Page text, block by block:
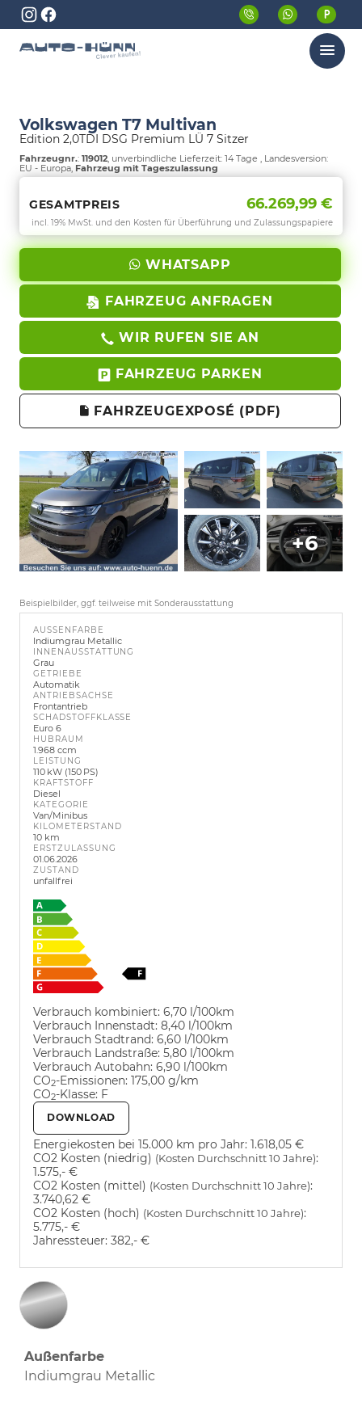
Menü
Volkswagen T7 Multivan
Edition 2,0TDI DSG Premium LÜ 7 Sitzer
Fahrzeugnr.: 119012, unverbindliche Lieferzeit: 14 Tage , Landesversion:
EU - Europa, Fahrzeug mit Tageszulassung
GESAMTPREIS 66.269,99 €
incl. 19% MwSt. und den Kosten für Überführung und Zulassungspapiere
WHATSAPP
FAHRZEUG ANFRAGEN
WIR RUFEN SIE AN
FAHRZEUG PARKEN
FAHRZEUGEXPOSÉ (PDF)
+6
Beispielbilder, ggf. teilweise mit Sonderausstattung
AUSSENFARBE
Indiumgrau Metallic
INNENAUSSTATTUNG
Grau
GETRIEBE
Automatik
ANTRIEBSACHSE
Frontantrieb
SCHADSTOFFKLASSE
Euro 6
HUBRAUM
1.968 ccm
LEISTUNG
110 kW (150 PS)
KRAFTSTOFF
Diesel
KATEGORIE
Van/Minibus
KILOMETERSTAND
10 km
ERSTZULASSUNG
01.06.2026
ZUSTAND
unfallfrei
Verbrauch kombiniert: 6,70 l/100km
Verbrauch Innenstadt: 8,40 l/100km
Verbrauch Stadtrand: 6,60 l/100km
Verbrauch Landstraße: 5,80 l/100km
Verbrauch Autobahn: 6,90 l/100km
CO2-Emissionen: 175,00 g/km
CO2-Klasse: F
DOWNLOAD
Energiekosten bei 15.000 km pro Jahr: 1.618,05 €
CO2 Kosten (niedrig) (Kosten Durchschnitt 10 Jahre):
1.575,- €
CO2 Kosten (mittel) (Kosten Durchschnitt 10 Jahre):
3.740,62 €
CO2 Kosten (hoch) (Kosten Durchschnitt 10 Jahre):
5.775,- €
Jahressteuer: 382,- €
Außenfarbe
Indiumgrau Metallic